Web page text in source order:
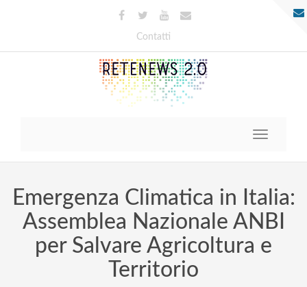
Contatti
Toggle
Emergenza Climatica in Italia:
Assemblea Nazionale ANBI
per Salvare Agricoltura e
Territorio